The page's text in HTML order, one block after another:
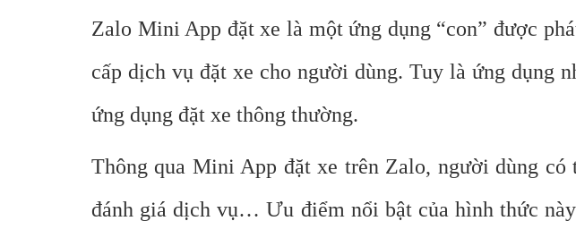
Zalo Mini App đặt xe là một ứng dụng “con” được
cấp dịch vụ đặt xe cho người dùng. Tuy là ứng dụng
ứng dụng đặt xe thông thường.
Thông qua Mini App đặt xe trên Zalo, người dùng
đánh giá dịch vụ… Ưu điểm nổi bật của hình thức